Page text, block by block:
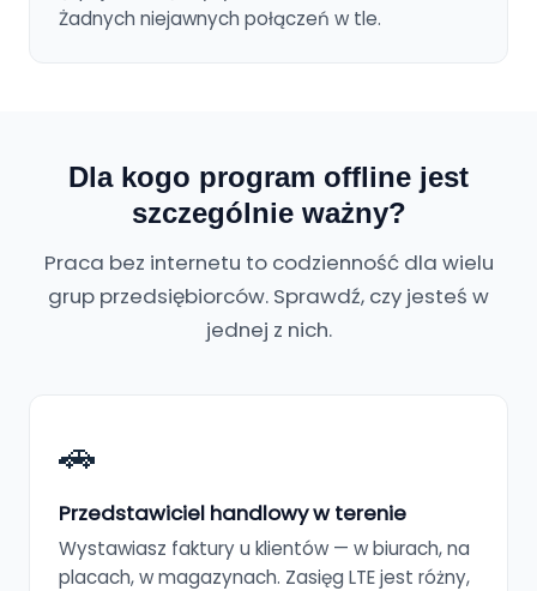
Żadnych niejawnych połączeń w tle.
Dla kogo program offline jest
szczególnie ważny?
Praca bez internetu to codzienność dla wielu
grup przedsiębiorców. Sprawdź, czy jesteś w
jednej z nich.
🚗
Przedstawiciel handlowy w terenie
Wystawiasz faktury u klientów — w biurach, na
placach, w magazynach. Zasięg LTE jest różny,